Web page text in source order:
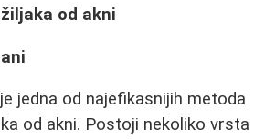
od akni
jedna od najefikasnijih metoda
od akni. Postoji nekoliko vrsta